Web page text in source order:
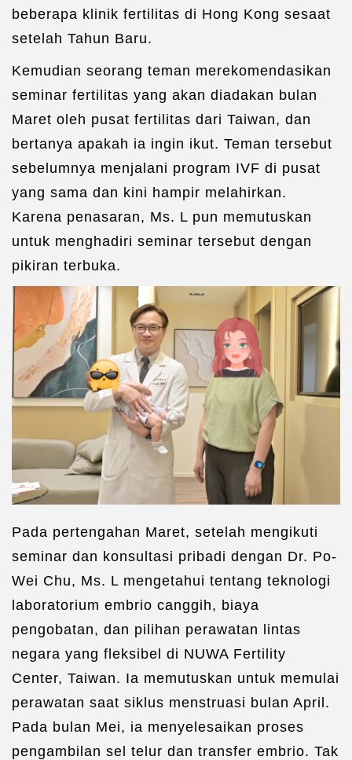
beberapa klinik fertilitas di Hong Kong sesaat
setelah Tahun Baru.
Kemudian seorang teman merekomendasikan
seminar fertilitas yang akan diadakan bulan
Maret oleh pusat fertilitas dari Taiwan, dan
bertanya apakah ia ingin ikut. Teman tersebut
sebelumnya menjalani program IVF di pusat
yang sama dan kini hampir melahirkan.
Karena penasaran, Ms. L pun memutuskan
untuk menghadiri seminar tersebut dengan
pikiran terbuka.
Pada pertengahan Maret, setelah mengikuti
seminar dan konsultasi pribadi dengan Dr. Po-
Wei Chu, Ms. L mengetahui tentang teknologi
laboratorium embrio canggih, biaya
pengobatan, dan pilihan perawatan lintas
negara yang fleksibel di NUWA Fertility
Center, Taiwan. Ia memutuskan untuk memulai
perawatan saat siklus menstruasi bulan April.
Pada bulan Mei, ia menyelesaikan proses
pengambilan sel telur dan transfer embrio. Tak